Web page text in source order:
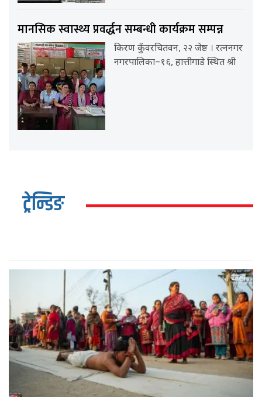
मानसिक स्वास्थ्य प्रवर्द्धन सम्बन्धी कार्यक्रम सम्पन्न
किरण कुँवरचितवन, २२ जेष्ठ । रत्ननगर
नगरपालिका–१६, हात्तीगाडे स्थित श्री
ट्रेन्डिङ